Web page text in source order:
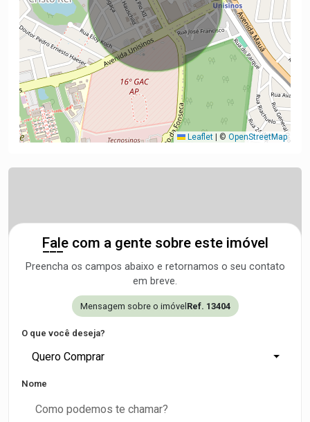
Leaflet © OpenStreetMap
Fale com a gente sobre este imóvel
Preencha os campos abaixo e retornamos o seu contato
em breve.
Mensagem sobre o imóvel Ref. 13404
O que você deseja?
Quero Comprar
Nome